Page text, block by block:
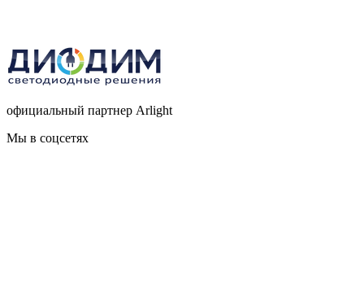
официальный партнер Arlight
Мы в соцсетях